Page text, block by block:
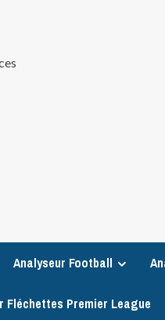
Analyseur Football
Fléchettes Premier League